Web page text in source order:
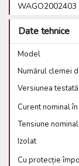
WAGO2002403
Date tehnice
Model
Numărul clemei
Versiunea
Curent nominal în
Tensiune
Izolat
Cu protecție